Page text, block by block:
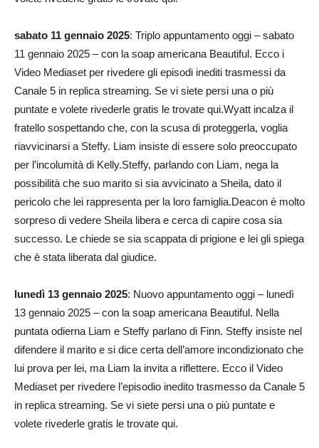
sabato 11 gennaio 2025: Triplo appuntamento oggi – sabato
11 gennaio 2025 – con la soap americana Beautiful. Ecco i
Video Mediaset per rivedere gli episodi inediti trasmessi da
Canale 5 in replica streaming. Se vi siete persi una o più
puntate e volete rivederle gratis le trovate qui.Wyatt incalza il
fratello sospettando che, con la scusa di proteggerla, voglia
riavvicinarsi a Steffy. Liam insiste di essere solo preoccupato
per l’incolumità di Kelly.Steffy, parlando con Liam, nega la
possibilità che suo marito si sia avvicinato a Sheila, dato il
pericolo che lei rappresenta per la loro famiglia.Deacon è molto
sorpreso di vedere Sheila libera e cerca di capire cosa sia
successo. Le chiede se sia scappata di prigione e lei gli spiega
che è stata liberata dal giudice.
lunedì 13 gennaio 2025: Nuovo appuntamento oggi – lunedì
13 gennaio 2025 – con la soap americana Beautiful. Nella
puntata odierna Liam e Steffy parlano di Finn. Steffy insiste nel
difendere il marito e si dice certa dell’amore incondizionato che
lui prova per lei, ma Liam la invita a riflettere. Ecco il Video
Mediaset per rivedere l’episodio inedito trasmesso da Canale 5
in replica streaming. Se vi siete persi una o più puntate e
volete rivederle gratis le trovate qui.